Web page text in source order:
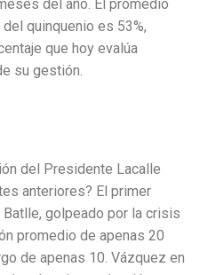
del año. El promedio
quinquenio es 53%,
que hoy evalúa
su gestión.
del Presidente Lacalle
anteriores? El primer
golpeado por la crisis
promedio de apenas 20
de apenas 10. Vázquez en